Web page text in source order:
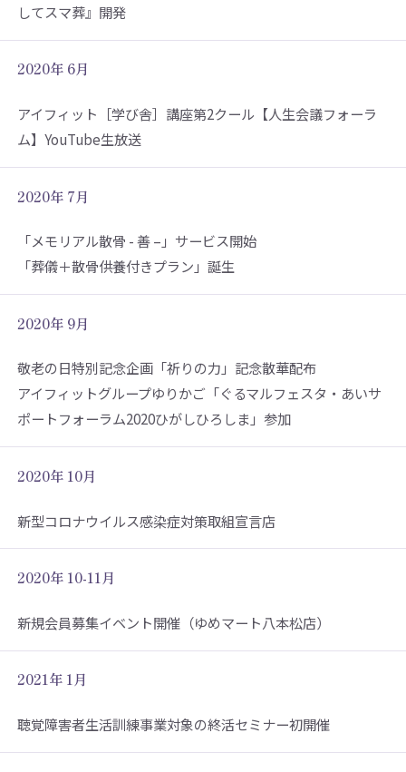
してスマ葬』開発
2020年 6月
アイフィット［学び舎］講座第2クール【人生会議フォーラ
ム】YouTube生放送
2020年 7月
「メモリアル散骨 - 善 –」サービス開始
「葬儀＋散骨供養付きプラン」誕生
2020年 9月
敬老の日特別記念企画「祈りの力」記念散華配布
アイフィットグループゆりかご「ぐるマルフェスタ・あいサ
ポートフォーラム2020ひがしひろしま」参加
2020年 10月
新型コロナウイルス感染症対策取組宣言店
2020年 10-11月
新規会員募集イベント開催（ゆめマート八本松店）
2021年 1月
聴覚障害者生活訓練事業対象の終活セミナー初開催